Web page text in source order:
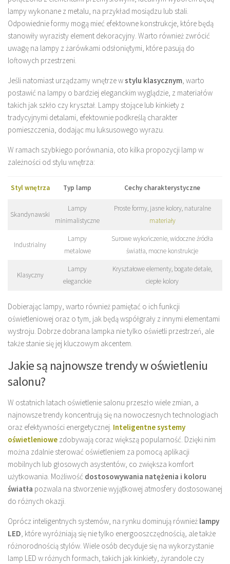
lampy wykonane z metalu, na przykład mosiądzu lub stali.
Odpowiednie formy mogą mieć efektowne konstrukcje, które będą
stanowiły wyrazisty element dekoracyjny. Warto również zwrócić
uwagę na lampy z żarówkami odsłoniętymi, które pasują do
loftowych przestrzeni.
Jeśli natomiast urządzamy wnętrze wstylu klasycznym , warto
postawić na lampy o bardziej eleganckim wyglądzie, z materiałów
takich jak szkło czy kryształ. Lampy stojące lub kinkiety z
tradycyjnymi detalami, efektownie podkreślą charakter
pomieszczenia, dodając mu luksusowego wyrazu.
W ramach szybkiego porównania, oto kilka propozycji lamp w
zależności od stylu wnętrza:
Styl wnętrza Typ lamp Cechy charakterystyczne
Skandynawski
Lampy
minimalistyczne
Proste formy, jasne kolory, naturalne
materiały
Industrialny
Lampy
metalowe
Surowe wykończenie, widoczne źródła
światła, mocne konstrukcje
Klasyczny
Lampy
eleganckie
Kryształowe elementy, bogate detale,
ciepłe kolory
Dobierając lampy, warto również pamiętać o ich funkcji
oświetleniowej oraz o tym, jak będą współgrały z innymi elementami
wystroju. Dobrze dobrana lampka nie tylko oświetli przestrzeń, ale
także stanie się jej kluczowym akcentem.
Jakie są najnowsze trendy w oświetleniu
salonu?
W ostatnich latach oświetlenie salonu przeszło wiele zmian, a
najnowsze trendy koncentrują się na nowoczesnych technologiach
oraz efektywności energetycznej. Inteligentne systemy
oświetleniowe zdobywają coraz większą popularność. Dzięki nim
można zdalnie sterować oświetleniem za pomocą aplikacji
mobilnych lub głosowych asystentów, co zwiększa komfort
użytkowania. Możliwość dostosowywania natężenia i koloru
światła pozwala na stworzenie wyjątkowej atmosfery dostosowanej
do różnych okazji.
Oprócz inteligentnych systemów, na rynku dominują również lampy
LED, które wyróżniają się nie tylko energooszczędnością, ale także
różnorodnością stylów. Wiele osób decyduje się na wykorzystanie
lamp LED w różnych formach, takich jak kinkiety, żyrandole czy